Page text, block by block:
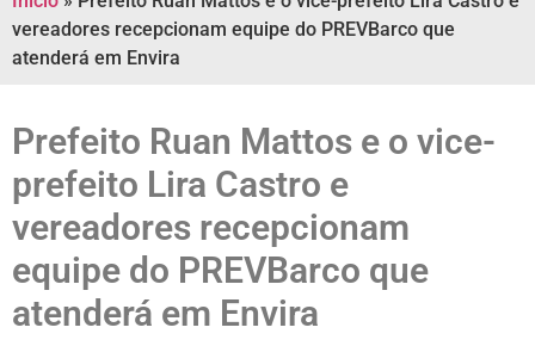
vereadores recepcionam equipe do PREVBarco que
atenderá em Envira
Prefeito Ruan Mattos e o vice-
prefeito Lira Castro e
vereadores recepcionam
equipe do PREVBarco que
atenderá em Envira